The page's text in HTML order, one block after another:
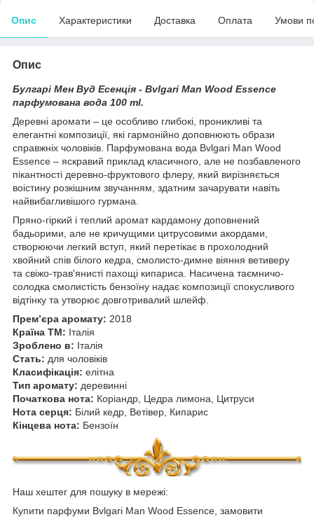
Опис Характеристики Доставка Оплата Умови
Опис
Булгарі Мен Вуд Есенція - Bvlgari Man Wood Essence
парфумована вода 100 ml.
Деревні аромати – це особливо глибокі, проникливі та
елегантні композиції, які гармонійно доповнюють образи
справжніх чоловіків. Парфумована вода Bvlgari Man Wood
Essence – яскравий приклад класичного, але не позбавленого
пікантності деревно-фруктового флеру, який вирізняється
воістину розкішним звучанням, здатним зачарувати навіть
найвибагливішого гурмана.
Пряно-гіркий і теплий аромат кардамону доповнений
бадьорими, але не кричущими цитрусовими акордами,
створюючи легкий вступ, який перетікає в прохолодний
хвойний спів білого кедра, смолисто-димне віяння ветиверу
та свіжо-трав'янисті пахощі кипариса. Насичена таємничо-
солодка смолистість бензоїну надає композиції спокусливого
відтінку та утворює довготривалий шлейф.
Прем’єра аромату: 2018
Країна ТМ: Італія
Зроблено в: Італія
Стать: для чоловіків
Класифікація: елітна
Тип аромату: деревинні
Початкова нота: Коріандр, Цедра лимона, Цитруси
Нота серця: Білий кедр, Ветівер, Кипарис
Кінцева нота: Бензоїн
Наш хештег для пошуку в мережі:
Купити парфуми Bvlgari Man Wood Essence, замовити